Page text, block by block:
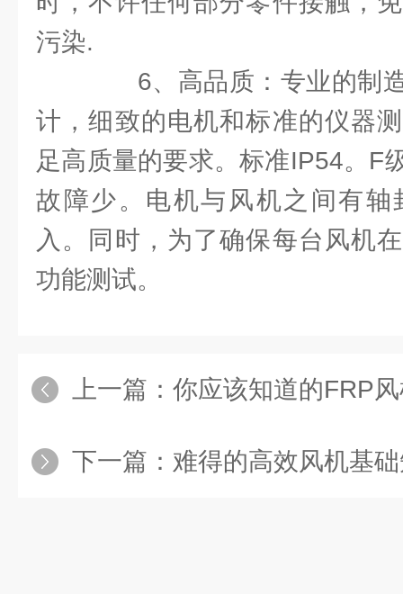
污染.
6、高品质：专业的制造
计，细致的电机和标准的仪器
足高质量的要求。标准IP54。F
故障少。电机与风机之间有轴
入。同时，为了确保每台风机
功能测试。
上一篇： 你应该知道的FRP
下一篇： 难得的高效风机基